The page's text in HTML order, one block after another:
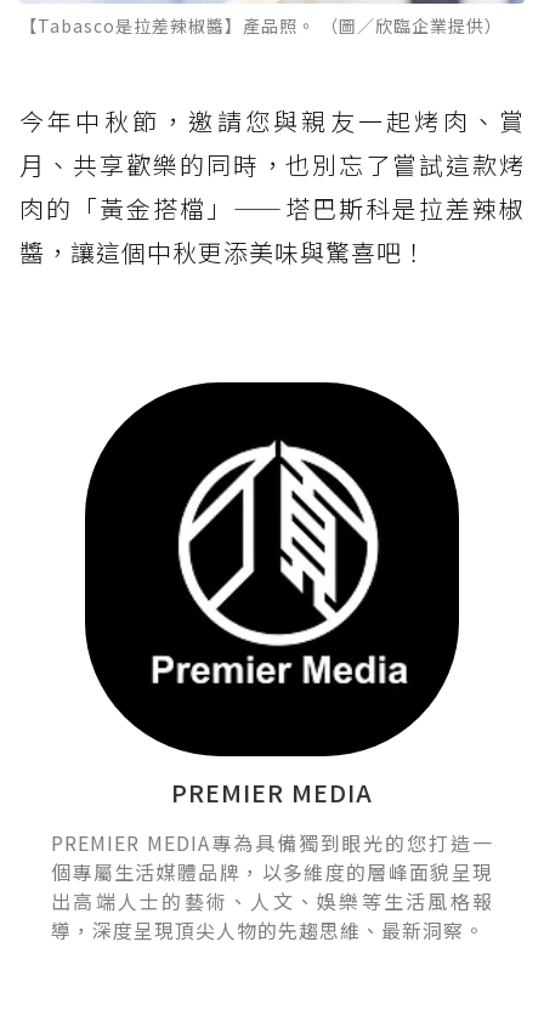
【Tabasco是拉差辣椒醬】產品照。 （圖／欣臨企業提供）
今年中秋節，邀請您與親友一起烤肉、賞
月、共享歡樂的同時，也別忘了嘗試這款烤
肉的「黃金搭檔」——塔巴斯科是拉差辣椒
醬，讓這個中秋更添美味與驚喜吧！
PREMIER MEDIA
PREMIER MEDIA專為具備獨到眼光的您打造一
個專屬生活媒體品牌，以多維度的層峰面貌呈現
出高端人士的藝術、人文、娛樂等生活風格報
導，深度呈現頂尖人物的先趨思維、最新洞察。